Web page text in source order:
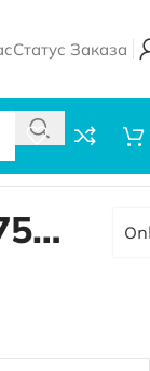
Статус Заказа